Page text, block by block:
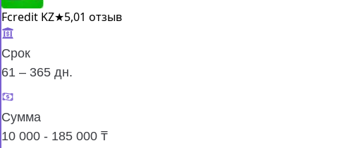
Fcredit KZ★5,01 отзыв
Срок
61 – 365 дн.
Сумма
10 000 - 185 000 ₸